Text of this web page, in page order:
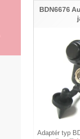
BDN6676
Adaptér typ